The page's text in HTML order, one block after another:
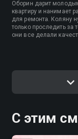
Оборин дарит
квартиру и нанимает
для ремонта. Коляну
только проследить за
они все делали
он решил с ними
общаться. Антоха с
бракоразводного
пережила
С этим